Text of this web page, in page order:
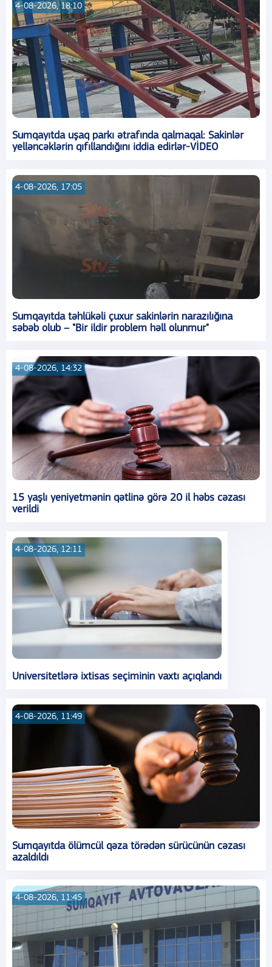
4-08-2026, 18:10
Sumqayıtda uşaq parkı ətrafında qalmaqal: Sakinlər
yelləncəklərin qıfıllandığını iddia edirlər-VİDEO
4-08-2026, 17:05
Sumqayıtda təhlükəli çuxur sakinlərin narazılığına
səbəb olub – "Bir ildir problem həll olunmur"
4-08-2026, 14:32
15 yaşlı yeniyetmənin qətlinə görə 20 il həbs cəzası
verildi
4-08-2026, 12:11
Universitetlərə ixtisas seçiminin vaxtı açıqlandı
4-08-2026, 11:49
Sumqayıtda ölümcül qəza törədən sürücünün cəzası
azaldıldı
4-08-2026, 11:45